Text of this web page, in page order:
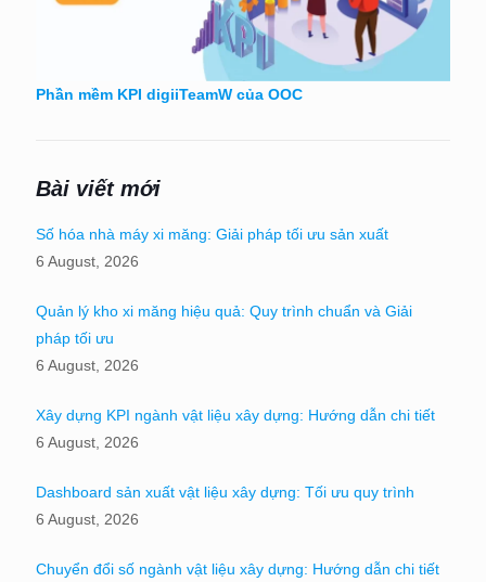
Phần mềm KPI digiiTeamW của OOC
Bài viết mới
Số hóa nhà máy xi măng: Giải pháp tối ưu sản xuất
6 August, 2026
Quản lý kho xi măng hiệu quả: Quy trình chuẩn và Giải
pháp tối ưu
6 August, 2026
Xây dựng KPI ngành vật liệu xây dựng: Hướng dẫn chi tiết
6 August, 2026
Dashboard sản xuất vật liệu xây dựng: Tối ưu quy trình
6 August, 2026
Chuyển đổi số ngành vật liệu xây dựng: Hướng dẫn chi tiết